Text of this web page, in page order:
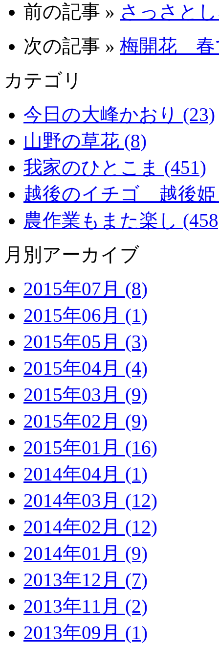
前の記事 » さっさと
次の記事 » 梅開花 春
カテゴリ
今日の大峰かおり (23)
山野の草花 (8)
我家のひとこま (451)
越後のイチゴ 越後姫
農作業もまた楽し
月別アーカイブ
2015年07月 (8)
2015年06月 (1)
2015年05月 (3)
2015年04月 (4)
2015年03月 (9)
2015年02月 (9)
2015年01月 (16)
2014年04月 (1)
2014年03月 (12)
2014年02月 (12)
2014年01月 (9)
2013年12月 (7)
2013年11月 (2)
2013年09月 (1)